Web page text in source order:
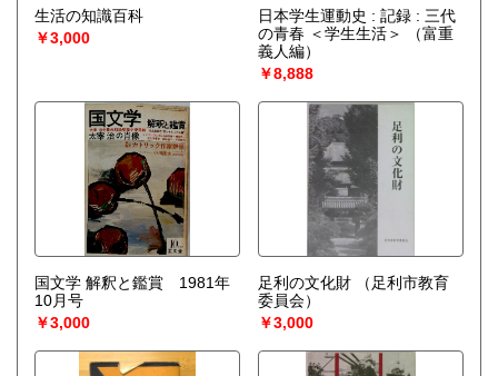
宅配買取送付先
----------------------------------------
古本倶楽部 宅配買取受付係
058-322-2366
----------------------------------------
取り扱い分野
オールジャンル、戦前紙モノ、古典籍
生活の知識百科
￥3,000
日本学生運動史 : 記録 : 三代
の青春 ＜学生生活＞
（富重
義人編）
￥8,888
国文学 解釈と鑑賞 1981年
10月号
￥3,000
足利の文化財
（足利市教育
委員会）
￥3,000